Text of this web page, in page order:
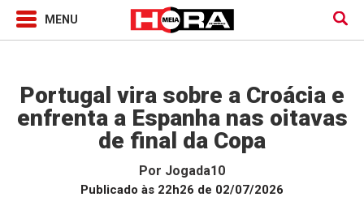
Portugal vira sobre a Croácia e
enfrenta a Espanha nas oitavas
de final da Copa
Por Jogada10
Publicado às 22h26 de 02/07/2026